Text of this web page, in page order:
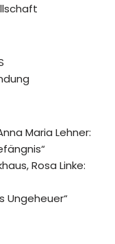
Maria Lehner:
Rosa Linke:
Ungeheuer“